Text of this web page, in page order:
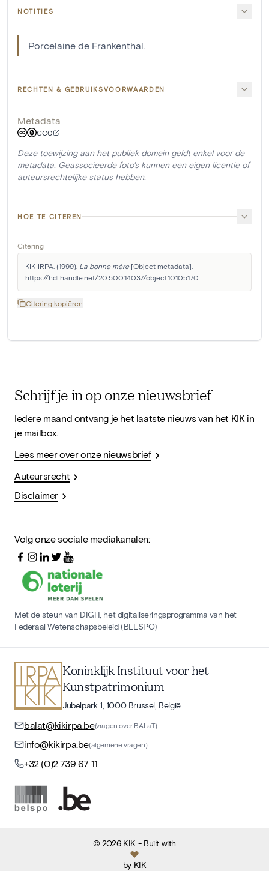
NOTITIES
Porcelaine de Frankenthal.
RECHTEN & GEBRUIKSVOORWAARDEN
Metadata
CC0
Deze toewijzing aan het publiek domein geldt enkel voor de
metadata. Geassocieerde foto's kunnen een eigen licentie of
auteursrechtelijke status hebben.
HOE TE CITEREN
Citering
KIK-IRPA. (1999). La bonne mère [Object metadata].
https://hdl.handle.net/20.500.14037/object.10105170
Citering kopiëren
Schrijf je in op onze nieuwsbrief
Iedere maand ontvang je het laatste nieuws van het KIK in
je mailbox.
Lees meer over onze nieuwsbrief
Auteursrecht
Disclaimer
Volg onze sociale mediakanalen:
Met de steun van DIGIT, het digitaliseringsprogramma van het
Federaal Wetenschapsbeleid (BELSPO)
Koninklijk Instituut voor het
Kunstpatrimonium
Jubelpark 1, 1000 Brussel, België
balat@kikirpa.be(vragen over BALaT)
info@kikirpa.be(algemene vragen)
+32 (0)2 739 67 11
©2026 KIK - Built with
by KIK